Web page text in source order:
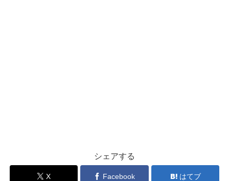
シェアする
X Facebook はてブ